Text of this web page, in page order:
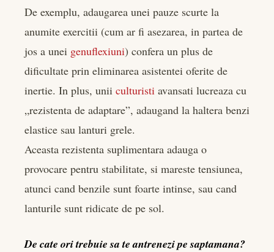
De exemplu, adaugarea unei pauze scurte la
anumite exercitii (cum ar fi asezarea, in partea de
jos a unei genuflexiuni) confera un plus de
dificultate prin eliminarea asistentei oferite de
inertie. In plus, unii culturisti avansati lucreaza cu
„rezistenta de adaptare”, adaugand la haltera benzi
elastice sau lanturi grele.
Aceasta rezistenta suplimentara adauga o
provocare pentru stabilitate, si mareste tensiunea,
atunci cand benzile sunt foarte intinse, sau cand
lanturile sunt ridicate de pe sol.
De cate ori trebuie sa te antrenezi pe saptamana?